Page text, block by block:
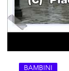
BAMBINI